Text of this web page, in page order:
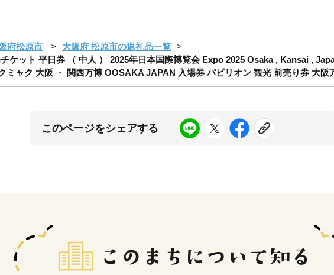
府松原市
大阪府 松原市の返礼品一覧
ケット 平日券 （ 中人 ） 2025年日本国際博覧会 Expo 2025 Osaka , Kansai ,
ミャク 大阪 ・ 関西万博 OOSAKA JAPAN 入場券 パビリオン 観光 前売り券 大阪
このページをシェアする